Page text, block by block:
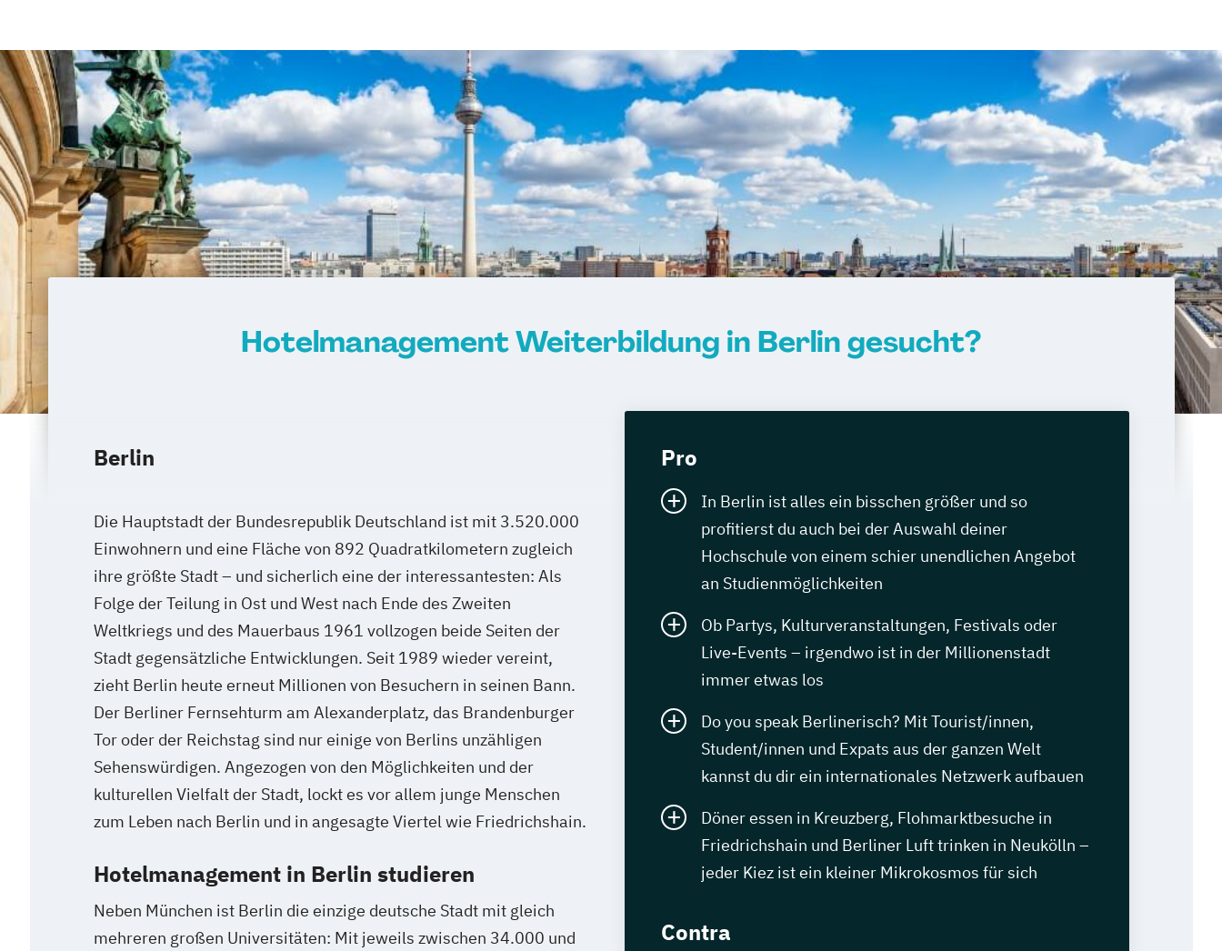
Hotelmanagement Weiterbildung in Berlin gesucht?
Berlin
Die Hauptstadt der Bundesrepublik Deutschland ist mit 3.520.000
Einwohnern und eine Fläche von 892 Quadratkilometern zugleich
ihre größte Stadt – und sicherlich eine der interessantesten: Als
Folge der Teilung in Ost und West nach Ende des Zweiten
Weltkriegs und des Mauerbaus 1961 vollzogen beide Seiten der
Stadt gegensätzliche Entwicklungen. Seit 1989 wieder vereint,
zieht Berlin heute erneut Millionen von Besuchern in seinen Bann.
Der Berliner Fernsehturm am Alexanderplatz, das Brandenburger
Tor oder der Reichstag sind nur einige von Berlins unzähligen
Sehenswürdigen. Angezogen von den Möglichkeiten und der
kulturellen Vielfalt der Stadt, lockt es vor allem junge Menschen
zum Leben nach Berlin und in angesagte Viertel wie Friedrichshain.
Hotelmanagement in Berlin studieren
Neben München ist Berlin die einzige deutsche Stadt mit gleich
mehreren großen Universitäten: Mit jeweils zwischen 34.000 und
Pro
In Berlin ist alles ein bisschen größer und so
profitierst du auch bei der Auswahl deiner
Hochschule von einem schier unendlichen Angebot
an Studienmöglichkeiten
Ob Partys, Kulturveranstaltungen, Festivals oder
Live-Events – irgendwo ist in der Millionenstadt
immer etwas los
Do you speak Berlinerisch? Mit Tourist/innen,
Student/innen und Expats aus der ganzen Welt
kannst du dir ein internationales Netzwerk aufbauen
Döner essen in Kreuzberg, Flohmarktbesuche in
Friedrichshain und Berliner Luft trinken in Neukölln –
jeder Kiez ist ein kleiner Mikrokosmos für sich
Contra